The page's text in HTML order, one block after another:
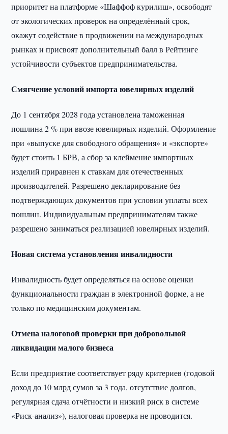
приоритет на платформе «Шаффоф курилиш», освободят
от экологических проверок на определённый срок,
окажут содействие в продвижении на международных
рынках и присвоят дополнительный балл в Рейтинге
устойчивости субъектов предпринимательства.
Смягчение условий импорта ювелирных изделий
До 1 сентября 2028 года установлена таможенная
пошлина 2 % при ввозе ювелирных изделий. Оформление
при «выпуске для свободного обращения» и «экспорте»
будет стоить 1 БРВ, а сбор за клеймение импортных
изделий приравнен к ставкам для отечественных
производителей. Разрешено декларирование без
подтверждающих документов при условии уплаты всех
пошлин. Индивидуальным предпринимателям также
разрешено заниматься реализацией ювелирных изделий.
Новая система установления инвалидности
Инвалидность будет определяться на основе оценки
функциональности граждан в электронной форме, а не
только по медицинским документам.
Отмена налоговой проверки при добровольной
ликвидации малого бизнеса
Если предприятие соответствует ряду критериев (годовой
доход до 10 млрд сумов за 3 года, отсутствие долгов,
регулярная сдача отчётности и низкий риск в системе
«Риск-анализ»), налоговая проверка не проводится.